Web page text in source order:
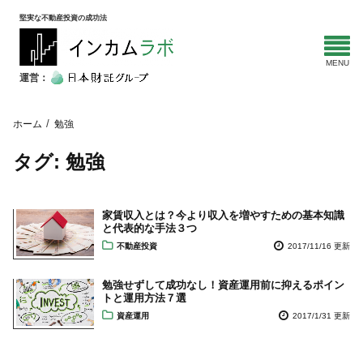
堅実な不動産投資の成功法
運営：
ホーム 勉強
タグ: 勉強
家賃収入とは？今より収入を増やすための基本知識
と代表的な手法３つ
不動産投資 2017/11/16 更新
勉強せずして成功なし！資産運用前に抑えるポイン
トと運用方法７選
資産運用 2017/1/31 更新